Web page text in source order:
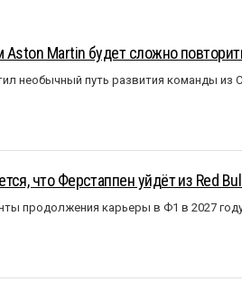
Aston Martin будет сложно
необычный путь развития команды из
что Ферстаппен уйдёт из Red Bull
продолжения карьеры в Ф1 в 2027